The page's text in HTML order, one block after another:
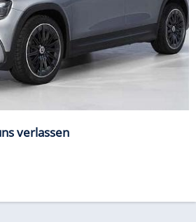
verlassen